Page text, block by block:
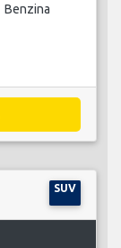
Benzina
SUV